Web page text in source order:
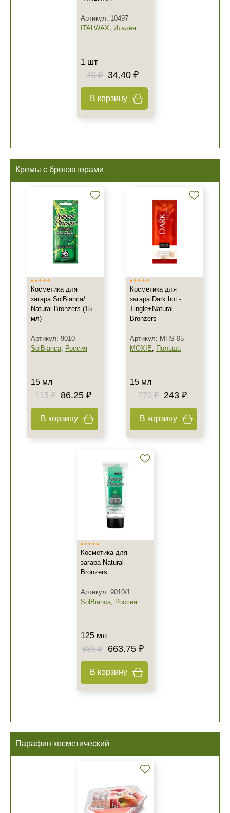
Артикул: 10497
ITALWAX, Италия
1 шт
40 ₽
34.40 ₽
В корзину
Кремы с бронзаторами
Косметика для
загара SolBianca/
Natural Bronzers (15
мл)
Артикул: 9010
SolBianca, Россия
15 мл
115 ₽ 86.25 ₽
В корзину
Косметика для
загара Dark hot -
Tingle+Natural
Bronzers
Артикул: MHS-05
MOXIE, Польша
15 мл
270 ₽
243 ₽
В корзину
Косметика для
загара Natural
Bronzers
Артикул: 9010/1
SolBianca, Россия
125 мл
885 ₽
663.75 ₽
В корзину
Парафин косметический